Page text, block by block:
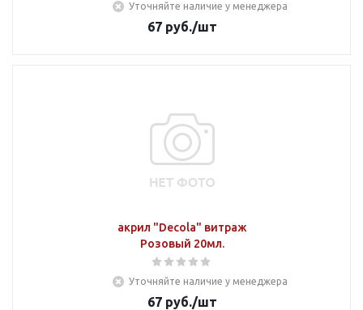
Уточняйте наличие у менеджера
67руб./шт
акрил "Decola" витраж
Розовый 20мл.
Уточняйте наличие у менеджера
67руб./шт